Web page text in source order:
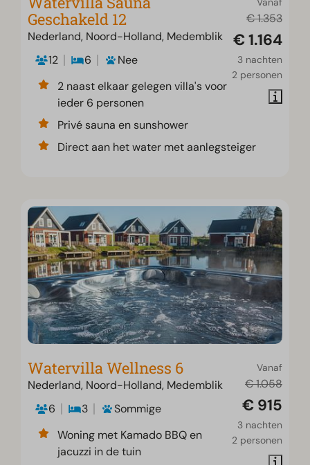
€ 1.353
€ 1.164
3 nachten
2 personen
Geschakeld 12
Nederland, Noord-Holland, Medemblik
12
6
Nee
2 naast elkaar gelegen villa's voor
ieder 6 personen
Privé sauna en sunshower
Direct aan het water met aanlegsteiger
Vanaf
€ 1.058
€ 915
3 nachten
2 personen
Watervilla Wellness 6
Nederland, Noord-Holland, Medemblik
6
3
Sommige
Woning met Kamado BBQ en
jacuzzi in de tuin